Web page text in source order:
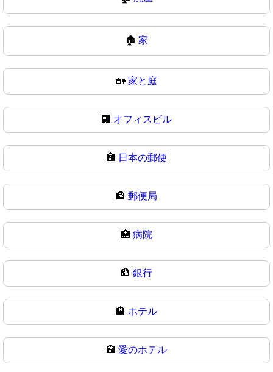
🏠 家
🏡 家と庭
🏢 オフィスビル
🏣 日本の郵便
🏤 郵便局
🏥 病院
🏦 銀行
🏨 ホテル
🏩 愛のホテル